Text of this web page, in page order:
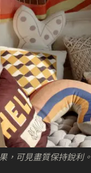
，可見畫質保持銳利。